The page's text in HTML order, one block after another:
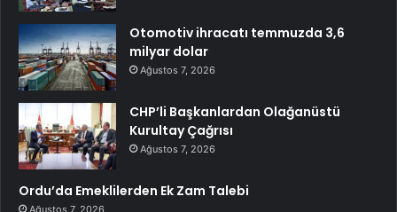
Otomotiv ihracatı temmuzda 3,6
milyar dolar
Ağustos 7, 2026
CHP’li Başkanlardan Olağanüstü
Kurultay Çağrısı
Ağustos 7, 2026
Ordu’da Emeklilerden Ek Zam Talebi